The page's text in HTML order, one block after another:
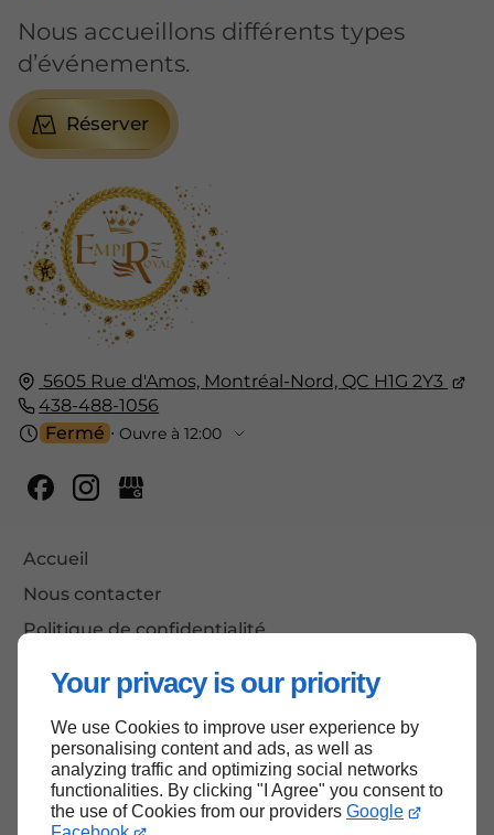
Your privacy is our priority
We use Cookies to improve user experience by
personalising content and ads, as well as
analyzing traffic and optimizing social networks
functionalities. By clicking "I Agree" you consent to
the use of Cookies from our providers Google
5605 Rue d'Amos, Montréal-Nord, QC H1G 2Y3
438-488-1056
Fermé ⋅ Ouvre à 12:00
Accueil
Nous contacter
Politique de confidentialité
Nous accueillons différents types
d’événements.
Réserver
Haut de page